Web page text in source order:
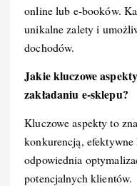
online lub e-booków.
unikalne zalety i
dochodów.
Jakie kluczowe
zakładaniu e-sklepu?
Kluczowe aspekty to
konkurencją,
odpowiednia
potencjalnych klientów.